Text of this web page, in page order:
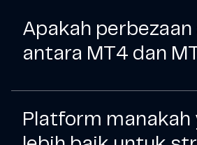
Apakah perbezaan
antara MT4 dan
Platform manakah